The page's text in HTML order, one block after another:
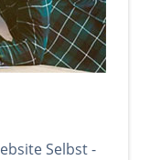
Selbst -